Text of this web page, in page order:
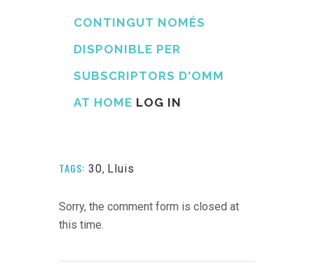
CONTINGUT NOMÉS
DISPONIBLE PER
SUBSCRIPTORS D'OMM
AT HOME LOG IN
TAGS: 30, Lluis
Sorry, the comment form is closed at
this time.